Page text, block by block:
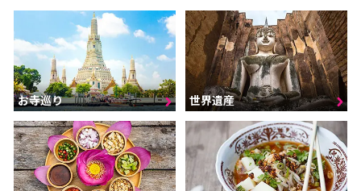
お寺巡り 世界遺産